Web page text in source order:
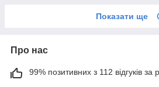
Показати ще
Про нас
99% позитивних з 112 відгуків за